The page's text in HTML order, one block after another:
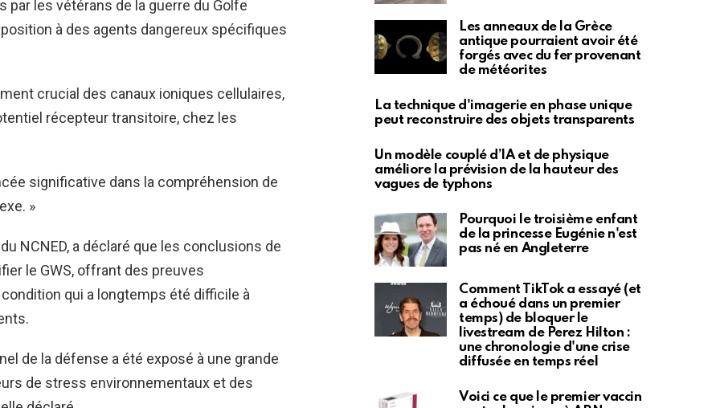
les vétérans de la guerre du Golfe
à des agents dangereux spécifiques
crucial des canaux ioniques cellulaires,
récepteur transitoire, chez les
significative dans la compréhension de
»
NCNED, a déclaré que les conclusions de
le GWS, offrant des preuves
qui a longtemps été difficile à
de la défense a été exposé à une grande
de stress environnementaux et des
Les anneaux de la Grèce
antique pourraient avoir été
forgés avec du fer provenant
de météorites
La technique d'imagerie en phase unique
peut reconstruire des objets transparents
Un modèle couplé d’IA et de physique
améliore la prévision de la hauteur des
vagues de typhons
Pourquoi le troisième enfant
de la princesse Eugénie n'est
pas né en Angleterre
Comment TikTok a essayé (et
a échoué dans un premier
temps) de bloquer le
livestream de Perez Hilton :
une chronologie d'une crise
diffusée en temps réel
Voici ce que le premier vaccin